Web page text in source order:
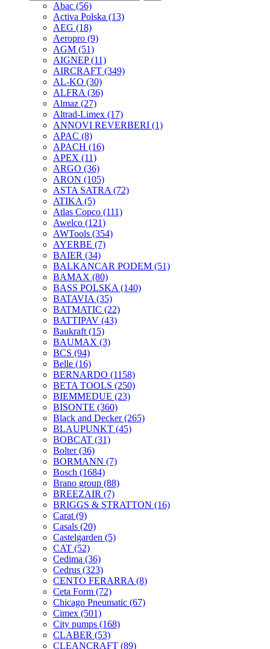
Abac (56)
Activa Polska (13)
AEG (18)
Aeropro (9)
AGM (51)
AIGNEP(11)
AIRCRAFT (349)
AL-KO (30)
ALFRA (36)
Almaz (27)
Altrad-Limex (17)
ANNOVI REVERBERI (1)
APAC (8)
APACH (16)
APEX (11)
ARGO (36)
ARON (105)
ASTA SATRA (72)
ATIKA (5)
Atlas Copco (111)
Awelco (121)
AWTools (354)
AYERBE (7)
BAIER (34)
BALKANCAR PODEM (51)
BAMAX (80)
BASS POLSKA (140)
BATAVIA (35)
BATMATIC (22)
BATTIPAV (43)
Baukraft (15)
BAUMAX (3)
BCS (94)
Belle (16)
BERNARDO (1158)
BETA TOOLS (250)
BIEMMEDUE (23)
BISONTE (360)
Black and Decker(265)
BLAUPUNKT (45)
BOBCAT (31)
Bolter(36)
BORMANN (7)
Bosch (1684)
Brano group (88)
BREEZAIR (7)
BRIGGS & STRATTON (16)
Carat (9)
Casals (20)
Castelgarden (5)
CAT (52)
Cedima (36)
Cedrus (323)
CENTO FERARRA (8)
Ceta Form (72)
Chicago Pneumatic (67)
Cimex (501)
City pumps (168)
CLABER (53)
CLEANCRAFT (89)